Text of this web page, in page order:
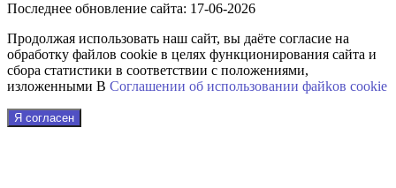
Последнее обновление сайта: 17-06-2026
Продолжая использовать наш сайт, вы даёте согласие на
обработку файлов cookie в целях функционирования сайта и
сбора статистики в соответствии с положениями,
изложенными В Соглашении об использовании файkов cookie
Я согласен